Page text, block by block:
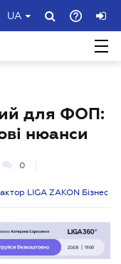
UA
для ФОП:
нюанси
0
LIGA ZAKON Бізнес